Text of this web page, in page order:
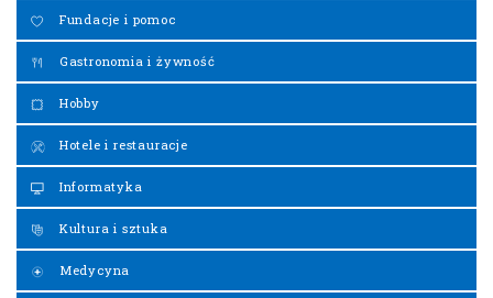
Fundacje i pomoc
Gastronomia i żywność
Hobby
Hotele i restauracje
Informatyka
Kultura i sztuka
Medycyna